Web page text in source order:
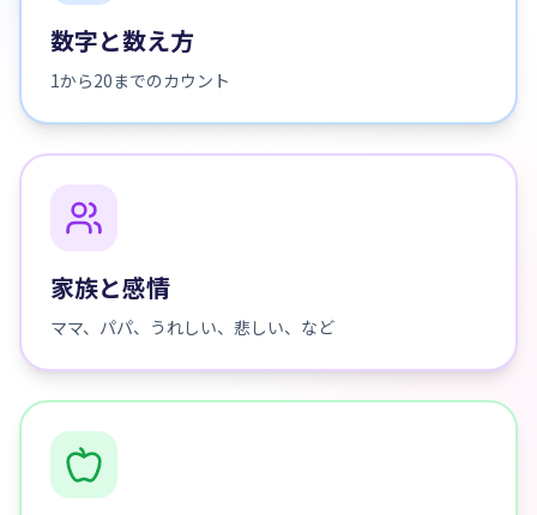
数字と数え方
1から20までのカウント
家族と感情
ママ、パパ、うれしい、悲しい、など